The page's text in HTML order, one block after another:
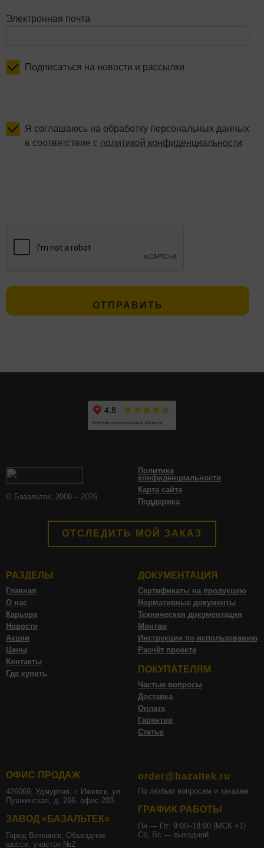
Электронная почта
Подписаться на новости и рассылки
Я соглашаюсь на обработку персональных данных
в соответствие с политикой конфиденциальности
© Базальтек, 2008 – 2026
Политика
конфиденциальности
Карта сайта
Поддержка
ОТСЛЕДИТЬ МОЙ ЗАКАЗ
РАЗДЕЛЫ
Главная
О нас
Карьера
Новости
Акции
Цены
Контакты
Где купить
ДОКУМЕНТАЦИЯ
Сертификаты на продукцию
Нормативные документы
Техническая документация
Монтаж
Инструкции по использованию
Расчёт проекта
ПОКУПАТЕЛЯМ
Частые вопросы
Доставка
Оплата
Гарантии
Статьи
ОФИС ПРОДАЖ
426069, Удмуртия, г. Ижевск, ул.
Пушкинская, д. 266, офис 203.
ЗАВОД «БАЗАЛЬТЕК»
Город Воткинск, Объездное
шоссе, участок №2
order@bazaltek.ru
По любым вопросам и заказам
ГРАФИК РАБОТЫ
Пн — Пт: 9:00–18:00 (МСК +1)
Сб, Вс — выходной